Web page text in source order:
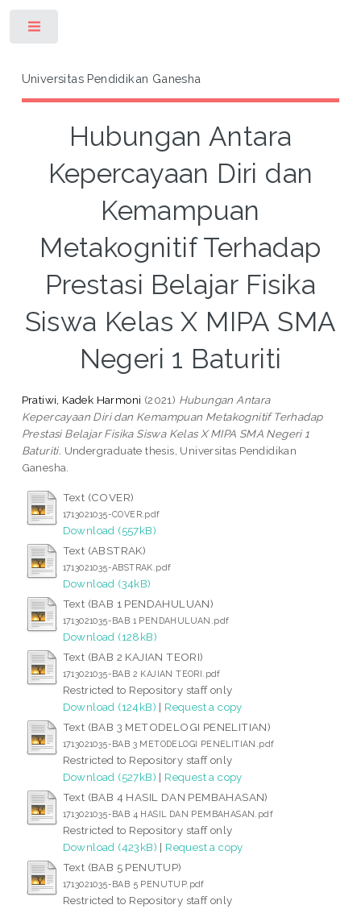
Universitas Pendidikan Ganesha
Hubungan Antara
Kepercayaan Diri dan
Kemampuan
Metakognitif Terhadap
Prestasi Belajar Fisika
Siswa Kelas X MIPA SMA
Negeri 1 Baturiti
Pratiwi, Kadek Harmoni (2021) Hubungan Antara
Kepercayaan Diri dan Kemampuan Metakognitif Terhadap
Prestasi Belajar Fisika Siswa Kelas X MIPA SMA Negeri 1
Baturiti. Undergraduate thesis, Universitas Pendidikan
Ganesha.
Text (COVER)
1713021035-COVER.pdf
Download (557kB)
Text (ABSTRAK)
1713021035-ABSTRAK.pdf
Download (34kB)
Text (BAB 1 PENDAHULUAN)
1713021035-BAB 1 PENDAHULUAN.pdf
Download (128kB)
Text (BAB 2 KAJIAN TEORI)
1713021035-BAB 2 KAJIAN TEORI.pdf
Restricted to Repository staff only
Download (124kB) | Request a copy
Text (BAB 3 METODELOGI PENELITIAN)
1713021035-BAB 3 METODELOGI PENELITIAN.pdf
Restricted to Repository staff only
Download (527kB) | Request a copy
Text (BAB 4 HASIL DAN PEMBAHASAN)
1713021035-BAB 4 HASIL DAN PEMBAHASAN.pdf
Restricted to Repository staff only
Download (423kB) | Request a copy
Text (BAB 5 PENUTUP)
1713021035-BAB 5 PENUTUP.pdf
Restricted to Repository staff only